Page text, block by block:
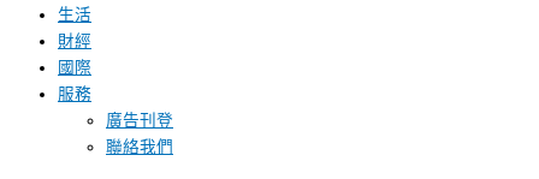
生活
財經
國際
服務
廣告刊登
聯絡我們